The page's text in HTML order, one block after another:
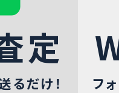
定
るだけ！ フ